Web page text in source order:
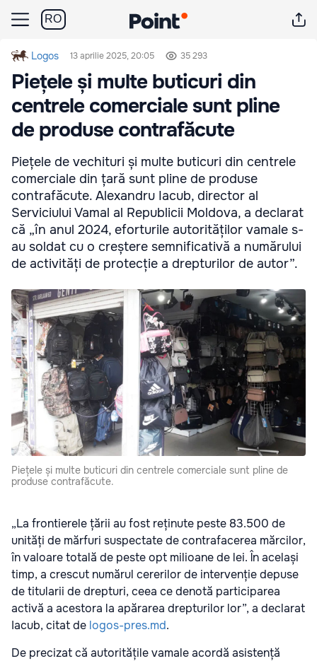
RO
Logos 13 aprilie 2025, 20:05 35 293
Piețele și multe buticuri din
centrele comerciale sunt pline
de produse contrafăcute
Piețele de vechituri și multe buticuri din centrele
comerciale din țară sunt pline de produse
contrafăcute. Alexandru Iacub, director al
Serviciului Vamal al Republicii Moldova, a declarat
că „în anul 2024, eforturile autorităților vamale s-
au soldat cu o creștere semnificativă a numărului
de activități de protecție a drepturilor de autor”.
Piețele și multe buticuri din centrele comerciale sunt pline de
produse contrafăcute.
„La frontierele țării au fost reținute peste 83.500 de
unități de mărfuri suspectate de contrafacerea mărcilor,
în valoare totală de peste opt milioane de lei. În același
timp, a crescut numărul cererilor de intervenție depuse
de titularii de drepturi, ceea ce denotă participarea
activă a acestora la apărarea drepturilor lor”, a declarat
Iacub, citat de logos-pres.md.
De precizat că autoritățile vamale acordă asistență